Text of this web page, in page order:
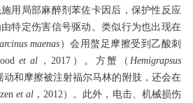
用局部麻醉剂苯佐卡因后，保护性反应
特定伤害信号驱动。类似行为也出现在
maenas ）会用螯足摩擦受到乙酸刺
et al ，2017）。方蟹（Hemigrapsus
动和摩擦被注射福尔马林的附肢，还会在
et al，2012）。此外，电击、机械损伤